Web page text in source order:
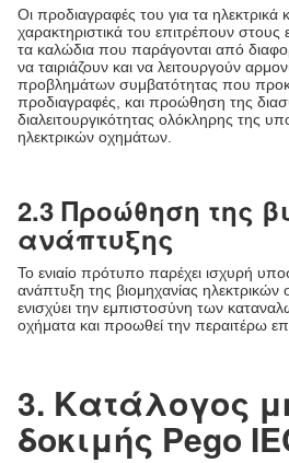
Οι προδιαγραφές του για τα ηλεκτρικά
χαρακτηριστικά του επιτρέπουν στους
τα καλώδια που παράγονται από
να ταιριάζουν και να λειτουργούν
προβλημάτων συμβατότητας που
προδιαγραφές, και προώθηση της
διαλειτουργικότητας ολόκληρης της
ηλεκτρικών οχημάτων.
2.3 Προώθηση της
ανάπτυξης
Το ενιαίο πρότυπο παρέχει ισχυρή
ανάπτυξη της βιομηχανίας ηλεκτρικών
ενισχύει την εμπιστοσύνη των
οχήματα και προωθεί την περαιτέρω
3. Κατάλογος
δοκιμής Pego